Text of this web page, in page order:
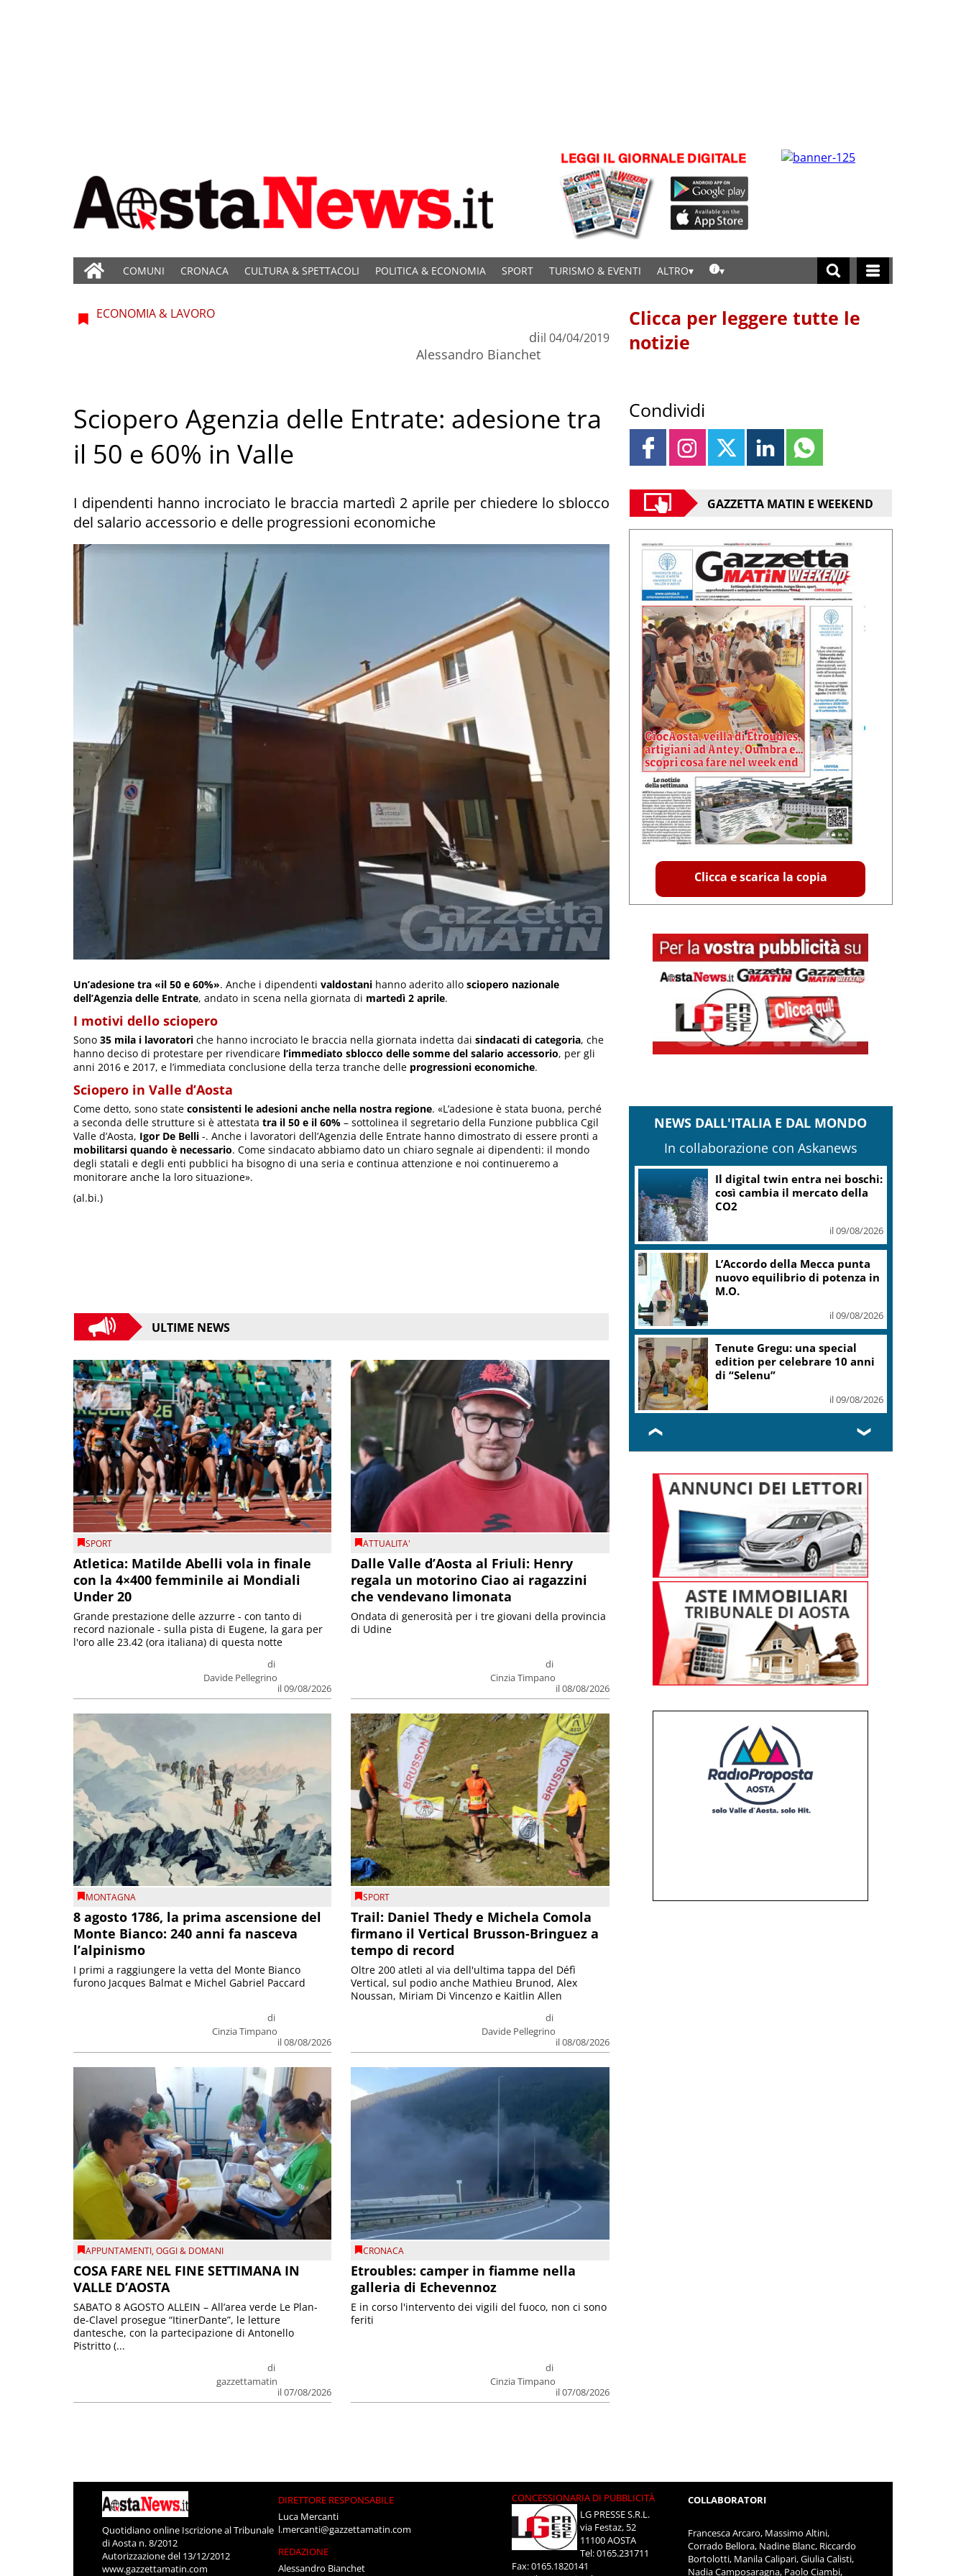
COMUNI CRONACA CULTURA & SPETTACOLI POLITICA & ECONOMIA SPORT TURISMO & EVENTI ALTRO
ECONOMIA & LAVORO
di
Alessandro Bianchet
il 04/04/2019
Sciopero Agenzia delle Entrate: adesione tra
il 50 e 60% in Valle
I dipendenti hanno incrociato le braccia martedì 2 aprile per chiedere lo sblocco
del salario accessorio e delle progressioni economiche
Un’adesione tra «il 50 e 60%». Anche i dipendenti valdostani hanno aderito allo sciopero nazionale
dell’Agenzia delle Entrate, andato in scena nella giornata di martedì 2 aprile.
I motivi dello sciopero
Sono 35 mila i lavoratori che hanno incrociato le braccia nella giornata indetta dai sindacati di categoria, che
hanno deciso di protestare per rivendicare l’immediato sblocco delle somme del salario accessorio, per gli
anni 2016 e 2017, e l’immediata conclusione della terza tranche delle progressioni economiche.
Sciopero in Valle d’Aosta
Come detto, sono state consistenti le adesioni anche nella nostra regione. «L’adesione è stata buona, perché
a seconda delle strutture si è attestata tra il 50 e il 60% – sottolinea il segretario della Funzione pubblica Cgil
Valle d’Aosta, Igor De Belli -. Anche i lavoratori dell’Agenzia delle Entrate hanno dimostrato di essere pronti a
mobilitarsi quando è necessario. Come sindacato abbiamo dato un chiaro segnale ai dipendenti: il mondo
degli statali e degli enti pubblici ha bisogno di una seria e continua attenzione e noi continueremo a
monitorare anche la loro situazione».
(al.bi.)
ULTIME NEWS
SPORT
Atletica: Matilde Abelli vola in finale
con la 4×400 femminile ai Mondiali
Under 20
di
Davide Pellegrino
il 09/08/2026
Grande prestazione delle azzurre - con tanto di
record nazionale - sulla pista di Eugene, la gara per
l'oro alle 23.42 (ora italiana) di questa notte
ATTUALITA'
Dalle Valle d’Aosta al Friuli: Henry
regala un motorino Ciao ai ragazzini
che vendevano limonata
di
Cinzia Timpano
il 08/08/2026
Ondata di generosità per i tre giovani della provincia
di Udine
MONTAGNA
8 agosto 1786, la prima ascensione del
Monte Bianco: 240 anni fa nasceva
l’alpinismo
di
Cinzia Timpano
il 08/08/2026
I primi a raggiungere la vetta del Monte Bianco
furono Jacques Balmat e Michel Gabriel Paccard
SPORT
Trail: Daniel Thedy e Michela Comola
firmano il Vertical Brusson-Bringuez a
tempo di record
di
Davide Pellegrino
il 08/08/2026
Oltre 200 atleti al via dell'ultima tappa del Défì
Vertical, sul podio anche Mathieu Brunod, Alex
Noussan, Miriam Di Vincenzo e Kaitlin Allen
APPUNTAMENTI,OGGI & DOMANI
COSA FARE NEL FINE SETTIMANA IN
VALLE D’AOSTA
di
gazzettamatin
il 07/08/2026
SABATO 8 AGOSTO ALLEIN – All’area verde Le Plan-
de-Clavel prosegue “ItinerDante”, le letture
dantesche, con la partecipazione di Antonello
Pistritto (...
CRONACA
Etroubles: camper in fiamme nella
galleria di Echevennoz
di
Cinzia Timpano
il 07/08/2026
E in corso l'intervento dei vigili del fuoco, non ci sono
feriti
Clicca per leggere tutte le
notizie
Condividi
GAZZETTA MATIN E WEEKEND
Clicca e scarica la copia
NEWS DALL'ITALIA E DAL MONDO
In collaborazione con Askanews
Il digital twin entra nei boschi:
così cambia il mercato della
CO2
il 09/08/2026
L’Accordo della Mecca punta
nuovo equilibrio di potenza in
M.O.
il 09/08/2026
Tenute Gregu: una special
edition per celebrare 10 anni
di “Selenu”
il 09/08/2026
❮ ❯
Quotidiano online Iscrizione al Tribunale
di Aosta n. 8/2012
Autorizzazione del 13/12/2012
www.gazzettamatin.com
DIRETTORE RESPONSABILE
Luca Mercanti
l.mercanti@gazzettamatin.com
REDAZIONE
Alessandro Bianchet
CONCESSIONARIA DI PUBBLICITÀ
LG PRESSE S.R.L.
via Festaz, 52
11100 AOSTA
Tel: 0165.231711
Fax: 0165.1820141
COLLABORATORI
Francesca Arcaro, Massimo Altini,
Corrado Bellora, Nadine Blanc, Riccardo
Bortolotti, Manila Calipari, Giulia Calisti,
Nadia Camposaragna, Paolo Ciambi,